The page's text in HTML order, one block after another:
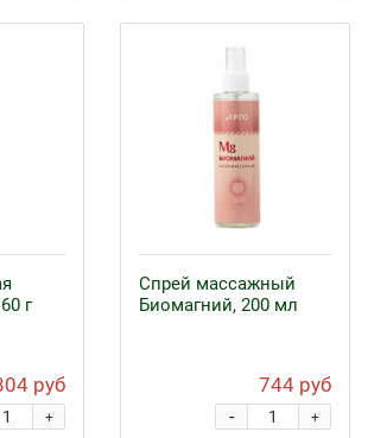
г
руб
+
Спрей массажный
Биомагний, 200 мл
744 руб
+
-